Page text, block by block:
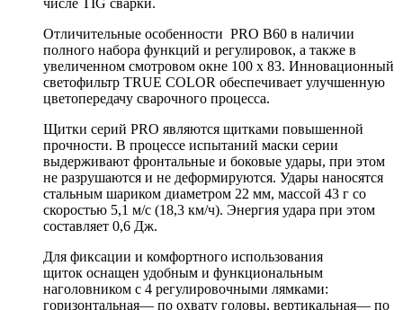
Отличительные особенности PRO B60 в наличии
полного набора функций и регулировок, а также в
увеличенном смотровом окне 100 x 83. Инновационный
светофильтр TRUE COLOR обеспечивает улучшенную
цветопередачу сварочного процесса.
Щитки серий PRO являются щитками повышенной
прочности. В процессе испытаний маски серии
выдерживают фронтальные и боковые удары, при этом
не разрушаются и не деформируются. Удары наносятся
стальным шариком диаметром 22 мм, массой 43 г со
скоростью 5,1 м/с (18,3 км/ч). Энергия удара при этом
составляет 0,6 Дж.
Для фиксации и комфортного использования
щиток оснащен удобным и функциональным
наголовником с 4 регулировочными лямками:
горизонтальная— по охвату головы, вертикальная— по